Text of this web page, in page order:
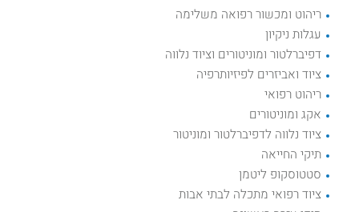
ריהוט ומכשור רפואה משלימה
עגלות ניקיון
דפיברלטור ומוניטורים וציוד נלווה
ציוד ואביזרים לפיזיותרפיה
ריהוט רפואי
אקג ומוניטורים
ציוד נלווה לדפיברלטור ומוניטור
תיקי החייאה
סטטוסקופ ליטמן
ציוד רפואי מתכלה לבתי אבות